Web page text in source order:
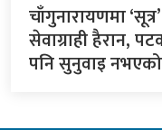
चाँगुनारायणमा
सेवाग्राही हैरान,
पनि सुनुवाइ